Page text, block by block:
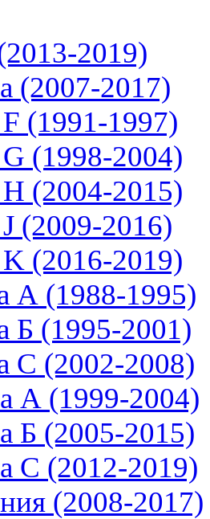
2019)
(2007-2017)
(1991-1997)
(1998-2004)
(2004-2015)
(2009-2016)
(2016-2019)
А (1988-1995)
Б (1995-2001)
С (2002-2008)
А (1999-2004)
Б (2005-2015)
С (2012-2019)
(2008-2017)